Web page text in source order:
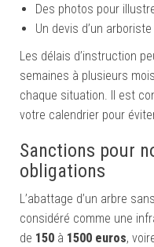
Des photos pour
Un devis d’un
Les délais d’instruction
semaines à plusieurs
chaque situation. Il est
votre calendrier pour
Sanctions pour
obligations
L’abattage d’un arbre
considéré comme une
de 150 à 1500 euros,